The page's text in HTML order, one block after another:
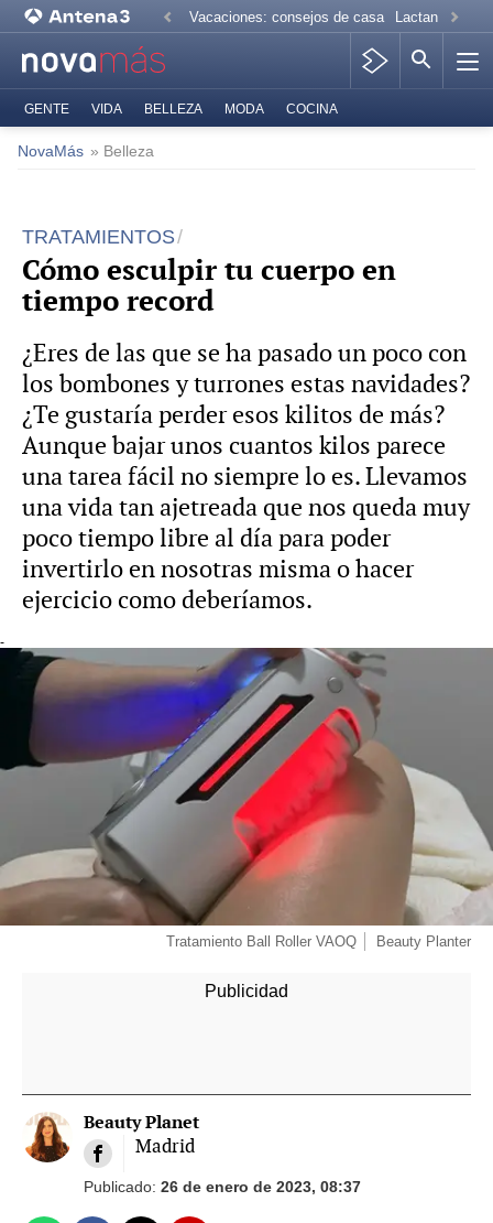
Vacaciones: consejos de casa Lactancia
GENTE VIDA BELLEZA MODA COCINA
NovaMás » Belleza
TRATAMIENTOS
Cómo esculpir tu cuerpo en
tiempo record
¿Eres de las que se ha pasado un poco con
los bombones y turrones estas navidades?
¿Te gustaría perder esos kilitos de más?
Aunque bajar unos cuantos kilos parece
una tarea fácil no siempre lo es. Llevamos
una vida tan ajetreada que nos queda muy
poco tiempo libre al día para poder
invertirlo en nosotras misma o hacer
ejercicio como deberíamos.
-
Tratamiento Ball Roller VAOQ Beauty Planter
Beauty Planet
Madrid
Publicado: 26 de enero de 2023, 08:37